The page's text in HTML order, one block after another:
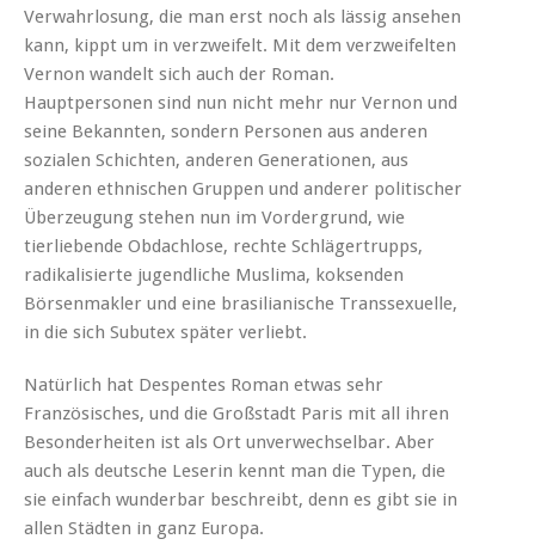
Verwahrlosung, die man erst noch als lässig ansehen
kann, kippt um in verzweifelt. Mit dem verzweifelten
Vernon wandelt sich auch der Roman.
Hauptpersonen sind nun nicht mehr nur Vernon und
seine Bekannten, sondern Personen aus anderen
sozialen Schichten, anderen Generationen, aus
anderen ethnischen Gruppen und anderer politischer
Überzeugung stehen nun im Vordergrund, wie
tierliebende Obdachlose, rechte Schlägertrupps,
radikalisierte jugendliche Muslima, koksenden
Börsenmakler und eine brasilianische Transsexuelle,
in die sich Subutex später verliebt.
Natürlich hat Despentes Roman etwas sehr
Französisches, und die Großstadt Paris mit all ihren
Besonderheiten ist als Ort unverwechselbar. Aber
auch als deutsche Leserin kennt man die Typen, die
sie einfach wunderbar beschreibt, denn es gibt sie in
allen Städten in ganz Europa.